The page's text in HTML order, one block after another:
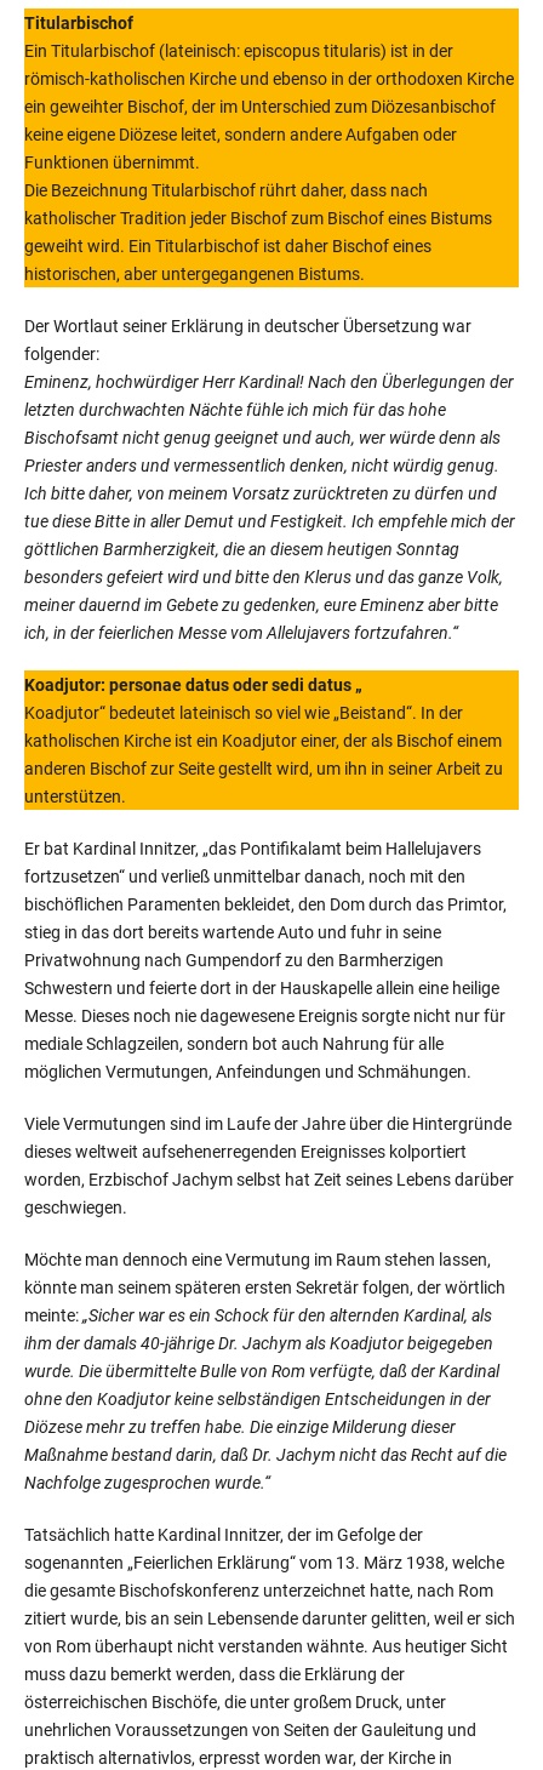
Titularbischof
Ein Titularbischof (lateinisch: episcopus titularis) ist in der
römisch-katholischen Kirche und ebenso in der orthodoxen Kirche
ein geweihter Bischof, der im Unterschied zum Diözesanbischof
keine eigene Diözese leitet, sondern andere Aufgaben oder
Funktionen übernimmt.
Die Bezeichnung Titularbischof rührt daher, dass nach
katholischer Tradition jeder Bischof zum Bischof eines Bistums
geweiht wird. Ein Titularbischof ist daher Bischof eines
historischen, aber untergegangenen Bistums.
Der Wortlaut seiner Erklärung in deutscher Übersetzung war
folgender:
Eminenz, hochwürdiger Herr Kardinal! Nach den Überlegungen der
letzten durchwachten Nächte fühle ich mich für das hohe
Bischofsamt nicht genug geeignet und auch, wer würde denn als
Priester anders und vermessentlich denken, nicht würdig genug.
Ich bitte daher, von meinem Vorsatz zurücktreten zu dürfen und
tue diese Bitte in aller Demut und Festigkeit. Ich empfehle mich der
göttlichen Barmherzigkeit, die an diesem heutigen Sonntag
besonders gefeiert wird und bitte den Klerus und das ganze Volk,
meiner dauernd im Gebete zu gedenken, eure Eminenz aber bitte
ich, in der feierlichen Messe vom Allelujavers fortzufahren.“
Koadjutor: personae datus oder sedi datus „
Koadjutor“ bedeutet lateinisch so viel wie „Beistand“. In der
katholischen Kirche ist ein Koadjutor einer, der als Bischof einem
anderen Bischof zur Seite gestellt wird, um ihn in seiner Arbeit zu
unterstützen.
Er bat Kardinal Innitzer, „das Pontifikalamt beim Hallelujavers
fortzusetzen“ und verließ unmittelbar danach, noch mit den
bischöflichen Paramenten bekleidet, den Dom durch das Primtor,
stieg in das dort bereits wartende Auto und fuhr in seine
Privatwohnung nach Gumpendorf zu den Barmherzigen
Schwestern und feierte dort in der Hauskapelle allein eine heilige
Messe. Dieses noch nie dagewesene Ereignis sorgte nicht nur für
mediale Schlagzeilen, sondern bot auch Nahrung für alle
möglichen Vermutungen, Anfeindungen und Schmähungen.
Viele Vermutungen sind im Laufe der Jahre über die Hintergründe
dieses weltweit aufsehenerregenden Ereignisses kolportiert
worden, Erzbischof Jachym selbst hat Zeit seines Lebens darüber
geschwiegen.
Möchte man dennoch eine Vermutung im Raum stehen lassen,
könnte man seinem späteren ersten Sekretär folgen, der wörtlich
meinte:„Sicher war es ein Schock für den alternden Kardinal, als
ihm der damals 40-jährige Dr. Jachym als Koadjutor beigegeben
wurde. Die übermittelte Bulle von Rom verfügte, daß der Kardinal
ohne den Koadjutor keine selbständigen Entscheidungen in der
Diözese mehr zu treffen habe. Die einzige Milderung dieser
Maßnahme bestand darin, daß Dr. Jachym nicht das Recht auf die
Nachfolge zugesprochen wurde.“
Tatsächlich hatte Kardinal Innitzer, der im Gefolge der
sogenannten „Feierlichen Erklärung“ vom 13. März 1938, welche
die gesamte Bischofskonferenz unterzeichnet hatte, nach Rom
zitiert wurde, bis an sein Lebensende darunter gelitten, weil er sich
von Rom überhaupt nicht verstanden wähnte. Aus heutiger Sicht
muss dazu bemerkt werden, dass die Erklärung der
österreichischen Bischöfe, die unter großem Druck, unter
unehrlichen Voraussetzungen von Seiten der Gauleitung und
praktisch alternativlos, erpresst worden war, der Kirche in